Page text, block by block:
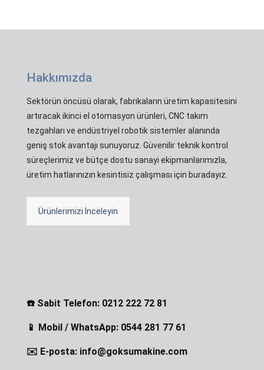
Hakkımızda
Sektörün öncüsü olarak, fabrikaların üretim kapasitesini
artıracak ikinci el otomasyon ürünleri, CNC takım
tezgahları ve endüstriyel robotik sistemler alanında
geniş stok avantajı sunuyoruz. Güvenilir teknik kontrol
süreçlerimiz ve bütçe dostu sanayi ekipmanlarımızla,
üretim hatlarınızın kesintisiz çalışması için buradayız.
Ürünlerimizi İnceleyin
☎️ Sabit Telefon: 0212 222 72 81
📱 Mobil / WhatsApp: 0544 281 77 61
✉️ E-posta: info@goksumakine.com